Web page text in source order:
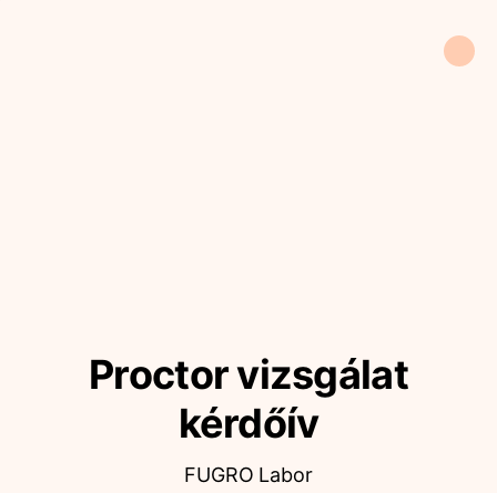
Proctor vizsgálat
kérdőív
FUGRO Labor